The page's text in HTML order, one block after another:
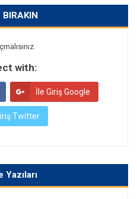
BIRAKIN
with:
İle Giriş Google
Twitter
Yazıları